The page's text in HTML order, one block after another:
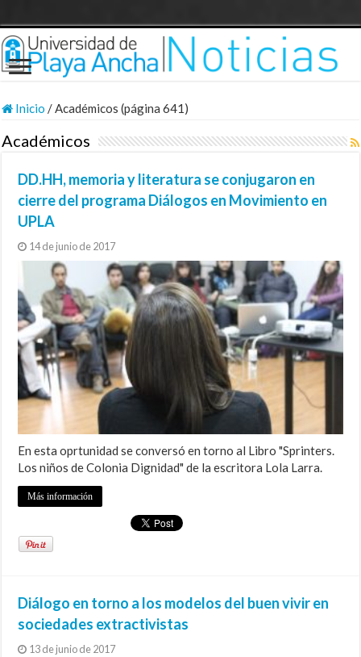
Inicio /Académicos (página 641)
Académicos
DD.HH, memoria y literatura se conjugaron en
cierre del programa Diálogos en Movimiento en
UPLA
14 de junio de 2017
En esta oprtunidad se conversó en torno al Libro "Sprinters.
Los niños de Colonia Dignidad" de la escritora Lola Larra.
Más información
Diálogo en torno a los modelos del buen vivir en
sociedades extractivistas
13 de junio de 2017